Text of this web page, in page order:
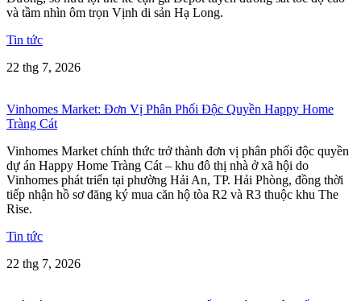
và tầm nhìn ôm trọn Vịnh di sản Hạ Long.
Tin tức
22 thg 7, 2026
Vinhomes Market: Đơn Vị Phân Phối Độc Quyền Happy Home
Tràng Cát
Vinhomes Market chính thức trở thành đơn vị phân phối độc quyền
dự án Happy Home Tràng Cát – khu đô thị nhà ở xã hội do
Vinhomes phát triển tại phường Hải An, TP. Hải Phòng, đồng thời
tiếp nhận hồ sơ đăng ký mua căn hộ tòa R2 và R3 thuộc khu The
Rise.
Tin tức
22 thg 7, 2026